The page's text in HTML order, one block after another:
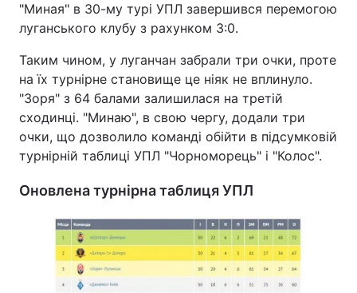
"Миная" в 30-му турі УПЛ завершився перемогою
луганського клубу з рахунком 3:0.
Таким чином, у луганчан забрали три очки, проте
на їх турнірне становище це ніяк не вплинуло.
"Зоря" з 64 балами залишилася на третій
сходинці. "Минаю", в свою чергу, додали три
очки, що дозволило команді обійти в підсумковій
турнірній таблиці УПЛ "Чорноморець" і "Колос".
Оновлена турнірна таблиця УПЛ